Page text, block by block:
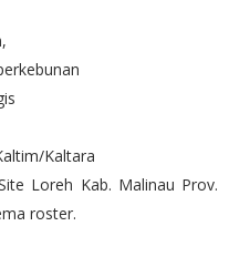
Kaltara
Loreh Kab. Malinau Prov.
roster.